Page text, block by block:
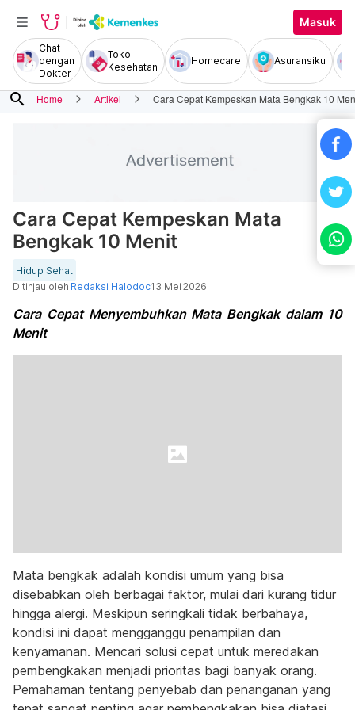
Masuk
Chat
dengan
Dokter
Toko
Kesehatan
Homecare Asuransiku
search Home Artikel Cara Cepat Kempeskan Mata Bengkak 10
Cara Cepat Kempeskan Mata
Bengkak 10 Menit
Hidup Sehat
Ditinjau oleh Redaksi Halodoc13 Mei 2026
Cara Cepat Menyembuhkan Mata Bengkak dalam 10
Menit
Mata bengkak adalah kondisi umum yang bisa
disebabkan oleh berbagai faktor, mulai dari kurang tidur
hingga alergi. Meskipun seringkali tidak berbahaya,
kondisi ini dapat mengganggu penampilan dan
kenyamanan. Mencari solusi cepat untuk meredakan
pembengkakan menjadi prioritas bagi banyak orang.
Pemahaman tentang penyebab dan penanganan yang